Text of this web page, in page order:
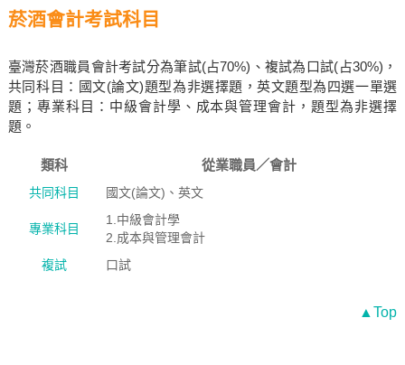
菸酒會計考試科目
臺灣菸酒職員會計考試分為筆試(占70%)、複試為口試(占30%)，
共同科目：國文(論文)題型為非選擇題，英文題型為四選一單選
題；專業科目：中級會計學、成本與管理會計，題型為非選擇
題。
類科 從業職員／會計
共同科目 國文(論文)、英文
專業科目
1.中級會計學
2.成本與管理會計
複試
口試
▲Top